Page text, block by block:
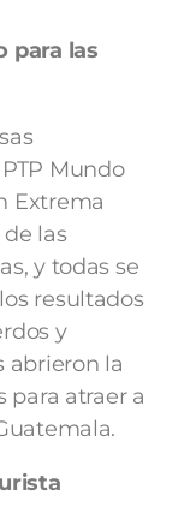
para las
Mundo
Extrema
las
y todas se
resultados
y
abrieron la
para atraer a